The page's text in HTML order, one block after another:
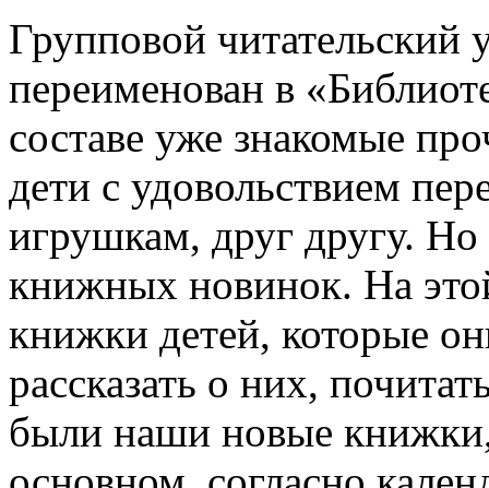
Групповой
переименован в
составе уже знакомые
дети с удовольствием
игрушкам, друг другу.
книжных новинок. На
книжки детей, которые
рассказать о них,
были наши новые